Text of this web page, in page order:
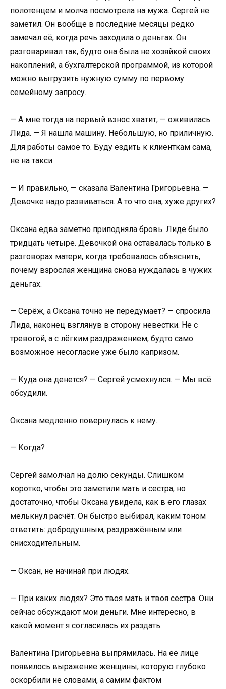
полотенцем и молча посмотрела на мужа. Сергей не
заметил. Он вообще в последние месяцы редко
замечал её, когда речь заходила о деньгах. Он
разговаривал так, будто она была не хозяйкой своих
накоплений, а бухгалтерской программой, из которой
можно выгрузить нужную сумму по первому
семейному запросу.
— А мне тогда на первый взнос хватит, — оживилась
Лида. — Я нашла машину. Небольшую, но приличную.
Для работы самое то. Буду ездить к клиенткам сама,
не на такси.
— И правильно, — сказала Валентина Григорьевна. —
Девочке надо развиваться. А то что она, хуже других?
Оксана едва заметно приподняла бровь. Лиде было
тридцать четыре. Девочкой она оставалась только в
разговорах матери, когда требовалось объяснить,
почему взрослая женщина снова нуждалась в чужих
деньгах.
— Серёж, а Оксана точно не передумает? — спросила
Лида, наконец взглянув в сторону невестки. Не с
тревогой, а с лёгким раздражением, будто само
возможное несогласие уже было капризом.
— Куда она денется? — Сергей усмехнулся. — Мы всё
обсудили.
Оксана медленно повернулась к нему.
— Когда?
Сергей замолчал на долю секунды. Слишком
коротко, чтобы это заметили мать и сестра, но
достаточно, чтобы Оксана увидела, как в его глазах
мелькнул расчёт. Он быстро выбирал, каким тоном
ответить: добродушным, раздражённым или
снисходительным.
— Оксан, не начинай при людях.
— При каких людях? Это твоя мать и твоя сестра. Они
сейчас обсуждают мои деньги. Мне интересно, в
какой момент я согласилась их раздать.
Валентина Григорьевна выпрямилась. На её лице
появилось выражение женщины, которую глубоко
оскорбили не словами, а самим фактом